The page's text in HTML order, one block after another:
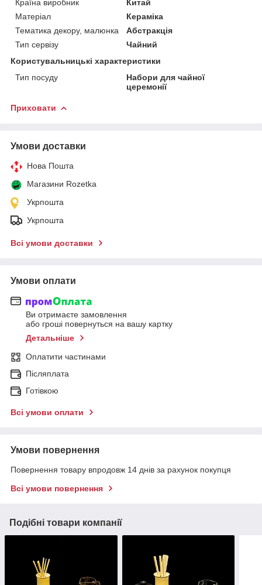
Країна виробник
Китай
Матеріал
Кераміка
Тематика декору, малюнка
Абстракція
Тип сервізу
Чайний
Користувальницькі характеристики
Тип посуду
Набори для чайної
церемонії
Приховати
Умови доставки
Нова Пошта
Магазини Rozetka
Укрпошта
Укрпошта
Всі умови доставки
Умови оплати
Ви отримаєте замовлення
або гроші повернуться на вашу картку
Детальніше
Оплатити частинами
Післяплата
Готівкою
Всі умови оплати
Умови повернення
Повернення товару впродовж 14 днів за рахунок покупця
Всі умови повернення
Подібні товари компанії